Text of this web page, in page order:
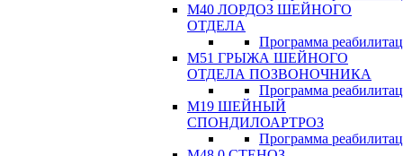
М40 ЛОРДОЗ ШЕЙНОГО
ОТДЕЛА
Программа
М51 ГРЫЖА ШЕЙНОГО
ОТДЕЛА ПОЗВОНОЧНИКА
Программа
М19 ШЕЙНЫЙ
СПОНДИЛОАРТРОЗ
Программа